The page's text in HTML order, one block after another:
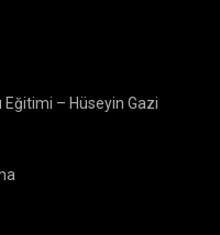
Eğitimi – Hüseyin Gazi